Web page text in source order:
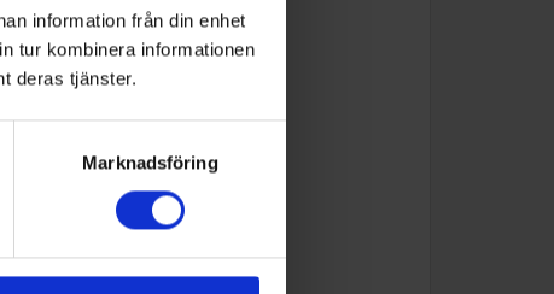
information från din enhet
tur kombinera informationen
deras tjänster.
Marknadsföring